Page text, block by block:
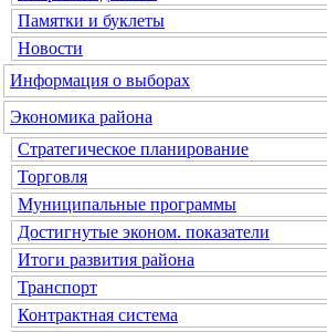
Памятки и буклеты
Новости
Информация о выборах
Экономика района
Стратегическое планирование
Торговля
Муниципальные программы
Достигнутые эконом. показатели
Итоги развития района
Транспорт
Контрактная система